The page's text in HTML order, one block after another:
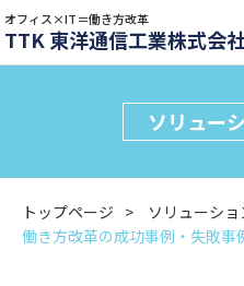
オフィス×IT＝働き方改革
TTK 東洋通信工業株式会
ソリュー
トップページ
ソリューシ
働き方改革の成功事例・失敗